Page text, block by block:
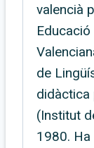
valencià
de
didàctica
(Institut
1980. Ha